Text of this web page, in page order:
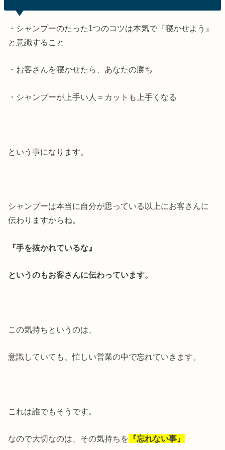
・シャンプーのたった1つのコツは本気で『寝かせよう』
と意識すること
・お客さんを寝かせたら、あなたの勝ち
・シャンプーが上手い人＝カットも上手くなる
という事になります。
シャンプーは本当に自分が思っている以上にお客さんに
伝わりますからね。
『手を抜かれているな』
というのもお客さんに伝わっています。
この気持ちというのは、
意識していても、忙しい営業の中で忘れていきます。
これは誰でもそうです。
なので大切なのは、その気持ちを 『忘れない事』